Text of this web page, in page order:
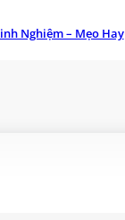
Nghiệm – Mẹo Hay